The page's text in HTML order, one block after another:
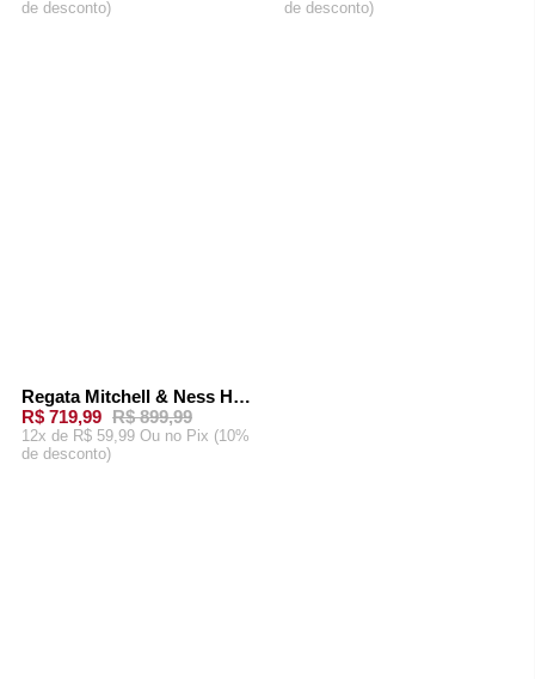
de desconto)
de desconto)
-20%Regata Mitchell & Ness Home Swingman Jersey Toronto Raptors 1998-99 Vince Carter Branca
R$ 719,99 R$ 899,99
12x de R$ 59,99 Ou no Pix (10%
de desconto)